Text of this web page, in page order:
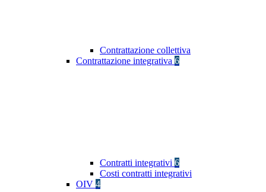
Contrattazione collettiva
Contrattazione integrativa 6
Contratti integrativi 6
Costi contratti integrativi
OIV 4